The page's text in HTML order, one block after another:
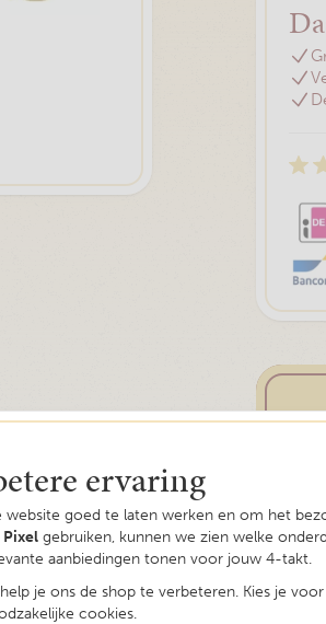
je
ervaring
goed te laten werken en om het
gebruiken, kunnen we zien welke
aanbiedingen tonen voor jouw 4-takt.
je ons de shop te verbeteren. Kies je voor
cookies.